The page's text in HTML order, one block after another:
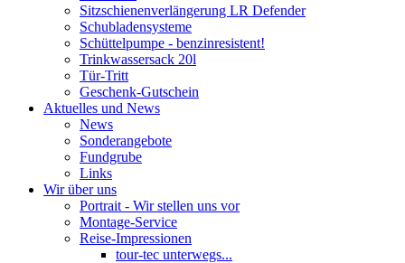
Sitzschienenverlängerung LR Defender
Schubladensysteme
Schüttelpumpe - benzinresistent!
Trinkwassersack 20l
Tür-Tritt
Geschenk-Gutschein
Aktuelles und News
News
Sonderangebote
Fundgrube
Links
Wir über uns
Portrait - Wir stellen uns vor
Montage-Service
Reise-Impressionen
tour-tec unterwegs...